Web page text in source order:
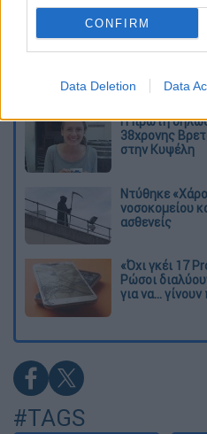
CONFIRM
Data Deletion Data
Διαβάστε ακόμη
Εκτελέσεις,
στο
Η πρώτη
38χρονης
στην Κυψέλη
Ντύθηκε
νοσοκομείου
ασθενείς
«Όχι γκέι 17
Ρώσοι
για να...
#TAGS